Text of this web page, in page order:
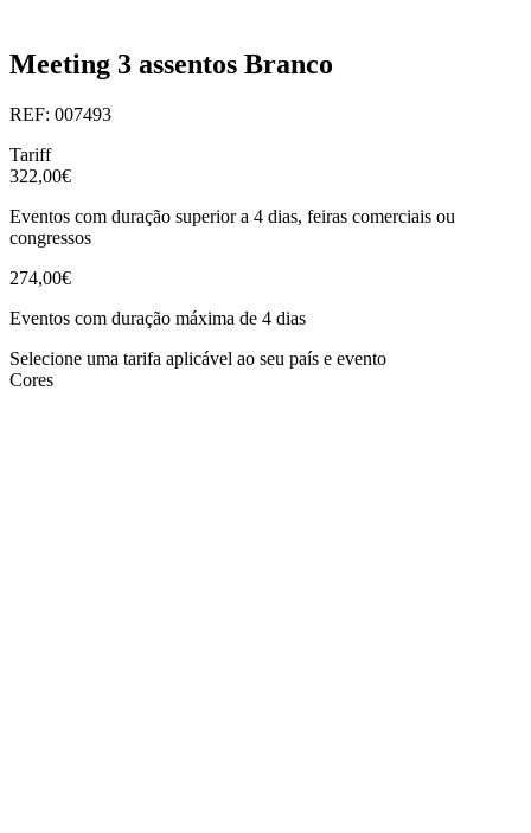
Meeting 3 assentos Branco
REF: 007493
Tariff
322,00€
Eventos com duração superior a 4 dias, feiras comerciais ou
congressos
274,00€
Eventos com duração máxima de 4 dias
Selecione uma tarifa aplicável ao seu país e evento
Cores